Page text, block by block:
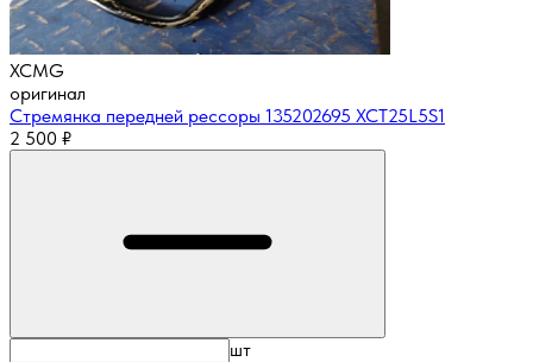
XCMG
оригинал
Стремянка передней рессоры 135202695 XCT25L5S1
2 500 ₽
шт